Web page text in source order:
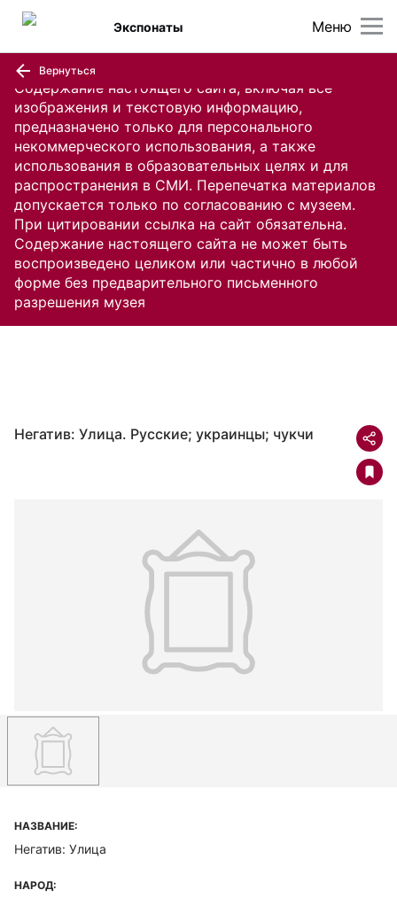
Содержание настоящего сайта, включая все
изображения и текстовую информацию,
предназначено только для персонального
некоммерческого использования, а также
использования в образовательных целях и для
распространения в СМИ. Перепечатка материалов
допускается только по согласованию с музеем.
При цитировании ссылка на сайт обязательна.
Содержание настоящего сайта не может быть
воспроизведено целиком или частично в любой
форме без предварительного письменного
разрешения музея
Меню
Экспонаты
Вернуться
Негатив: Улица. Русские; украинцы; чукчи
НАЗВАНИЕ:
Негатив: Улица
НАРОД: